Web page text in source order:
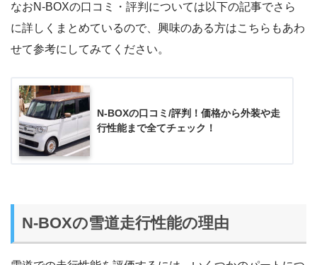
なおN-BOXの口コミ・評判については以下の記事でさら
に詳しくまとめているので、興味のある方はこちらもあわ
せて参考にしてみてください。
N-BOXの口コミ/評判！価格から外装や走
行性能まで全てチェック！
N-BOXの雪道走行性能の理由